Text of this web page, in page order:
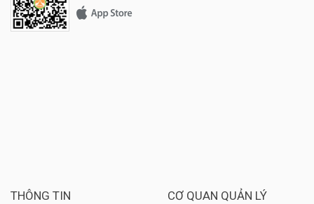
THÔNG TIN CƠ QUAN QUẢN LÝ